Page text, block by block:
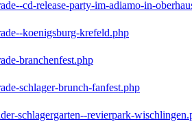
cd-release-party-im-adiamo-in-
koenigsburg-krefeld.php
branchenfest.php
schlager-brunch-fanfest.php
schlagergarten--revierpark-